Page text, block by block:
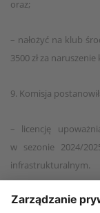
oraz;
– nałożyć na klub
3500 zł za
9. Komisja
– licencję
w sezonie 2024/
infrastrukturalnym.
10. Komisja